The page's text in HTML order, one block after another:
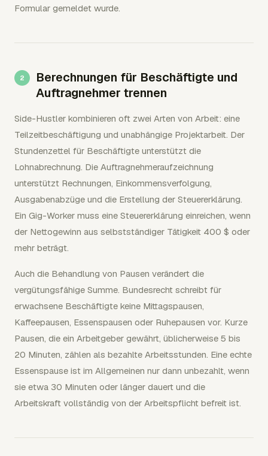
Formular gemeldet wurde.
Berechnungen für Beschäftigte und
Auftragnehmer trennen
Side-Hustler kombinieren oft zwei Arten von Arbeit: eine
Teilzeitbeschäftigung und unabhängige Projektarbeit. Der
Stundenzettel für Beschäftigte unterstützt die
Lohnabrechnung. Die Auftragnehmeraufzeichnung
unterstützt Rechnungen, Einkommensverfolgung,
Ausgabenabzüge und die Erstellung der Steuererklärung.
Ein Gig-Worker muss eine Steuererklärung einreichen, wenn
der Nettogewinn aus selbstständiger Tätigkeit 400 $ oder
mehr beträgt.
Auch die Behandlung von Pausen verändert die
vergütungsfähige Summe. Bundesrecht schreibt für
erwachsene Beschäftigte keine Mittagspausen,
Kaffeepausen, Essenspausen oder Ruhepausen vor. Kurze
Pausen, die ein Arbeitgeber gewährt, üblicherweise 5 bis
20 Minuten, zählen als bezahlte Arbeitsstunden. Eine echte
Essenspause ist im Allgemeinen nur dann unbezahlt, wenn
sie etwa 30 Minuten oder länger dauert und die
Arbeitskraft vollständig von der Arbeitspflicht befreit ist.